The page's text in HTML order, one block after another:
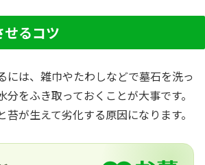
るコツ
には、雑巾やたわしなどで墓石を洗っ
分をふき取っておくことが大事です。
が生えて劣化する原因になります。